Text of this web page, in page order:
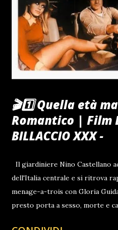
#milano #es #sicurezza
CiaoRino ProduZioni per il Web
N°1/2025 Dal 2006 attraverso
sportiva e musicale abbiamo
storico di Perugia, dal
insultare i parlamentari ladri ,
🎬1️⃣ Quella età
Romantico | Film
BILLACCIO XXX -
Il giardiniere Nino Castellano
dell'Italia centrale e si ritrova
menage-a-trois con Gloria
presto porta a sesso, morte e